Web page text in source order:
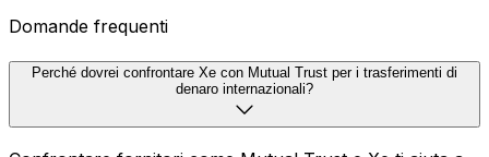
Domande frequenti
Perché dovrei confrontare Xe con Mutual Trust per i trasferimenti di
denaro internazionali?